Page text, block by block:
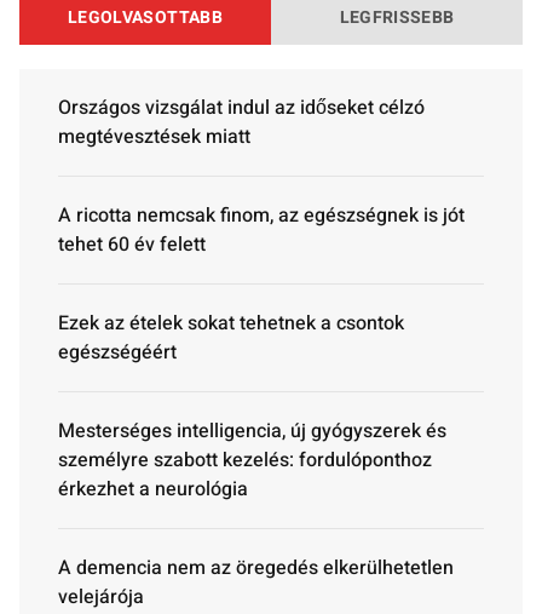
LEGOLVASOTTABB LEGFRISSEBB
Országos vizsgálat indul az időseket célzó
megtévesztések miatt
A ricotta nemcsak finom, az egészségnek is jót
tehet 60 év felett
Ezek az ételek sokat tehetnek a csontok
egészségéért
Mesterséges intelligencia, új gyógyszerek és
személyre szabott kezelés: fordulóponthoz
érkezhet a neurológia
A demencia nem az öregedés elkerülhetetlen
velejárója